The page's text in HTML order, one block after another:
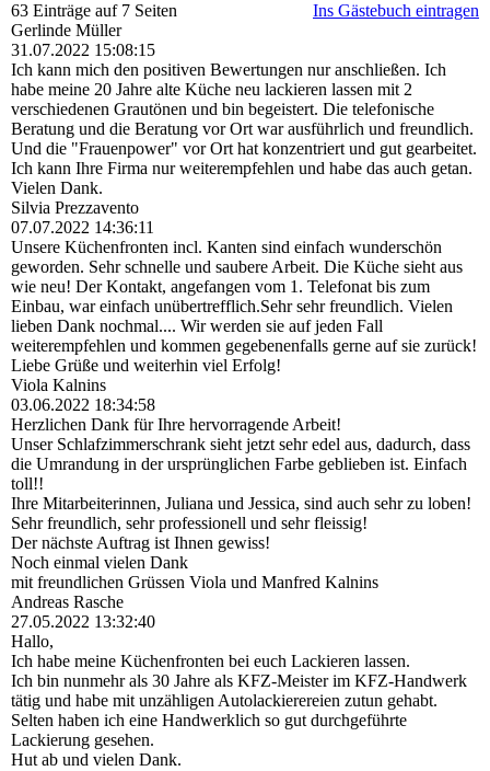
63 Einträge auf 7 Seiten
Ins Gästebuch eintragen
Gerlinde Müller
31.07.2022 15:08:15
Ich kann mich den positiven Bewertungen nur anschließen. Ich
habe meine 20 Jahre alte Küche neu lackieren lassen mit 2
verschiedenen Grautönen und bin begeistert. Die telefonische
Beratung und die Beratung vor Ort war ausführlich und freundlich.
Und die "Frauenpower" vor Ort hat konzentriert und gut gearbeitet.
Ich kann Ihre Firma nur weiterempfehlen und habe das auch getan.
Vielen Dank.
Silvia Prezzavento
07.07.2022 14:36:11
Unsere Küchenfronten incl. Kanten sind einfach wunderschön
geworden. Sehr schnelle und saubere Arbeit. Die Küche sieht aus
wie neu! Der Kontakt, angefangen vom 1. Telefonat bis zum
Einbau, war einfach unübertrefflich.Sehr sehr freundlich. Vielen
lieben Dank nochmal.... Wir werden sie auf jeden Fall
weiterempfehlen und kommen gegebenenfalls gerne auf sie zurück!
Liebe Grüße und weiterhin viel Erfolg!
Viola Kalnins
03.06.2022 18:34:58
Herzlichen Dank für Ihre hervorragende Arbeit!
Unser Schlafzimmerschrank sieht jetzt sehr edel aus, dadurch, dass
die Umrandung in der ursprünglichen Farbe geblieben ist. Einfach
toll!!
Ihre Mitarbeiterinnen, Juliana und Jessica, sind auch sehr zu loben!
Sehr freundlich, sehr professionell und sehr fleissig!
Der nächste Auftrag ist Ihnen gewiss!
Noch einmal vielen Dank
mit freundlichen Grüssen Viola und Manfred Kalnins
Andreas Rasche
27.05.2022 13:32:40
Hallo,
Ich habe meine Küchenfronten bei euch Lackieren lassen.
Ich bin nunmehr als 30 Jahre als KFZ-Meister im KFZ-Handwerk
tätig und habe mit unzähligen Autolackierereien zutun gehabt.
Selten haben ich eine Handwerklich so gut durchgeführte
Lackierung gesehen.
Hut ab und vielen Dank.